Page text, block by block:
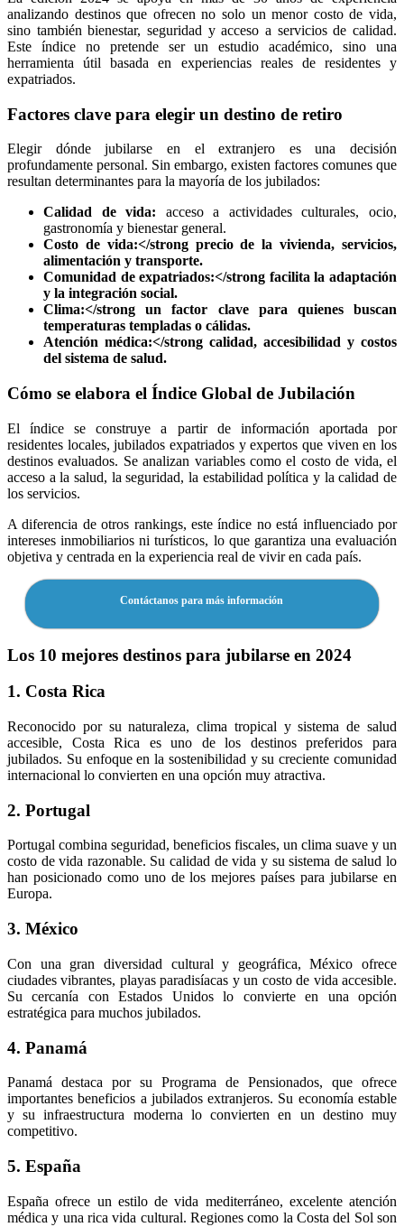
analizando destinos que ofrecen no solo un menor costo de vida,
sino también bienestar, seguridad y acceso a servicios de calidad.
Este índice no pretende ser un estudio académico, sino una
herramienta útil basada en experiencias reales de residentes y
expatriados.
Factores clave para elegir un destino de retiro
Elegir dónde jubilarse en el extranjero es una decisión
profundamente personal. Sin embargo, existen factores comunes que
resultan determinantes para la mayoría de los jubilados:
Calidad de vida: acceso a actividades culturales, ocio,
gastronomía y bienestar general.
Costo de vida:</strong precio de la vivienda, servicios,
alimentación y transporte.
Comunidad de expatriados:</strong facilita la adaptación
y la integración social.
Clima:</strong un factor clave para quienes buscan
temperaturas templadas o cálidas.
Atención médica:</strong calidad, accesibilidad y costos
del sistema de salud.
Cómo se elabora el Índice Global de Jubilación
El índice se construye a partir de información aportada por
residentes locales, jubilados expatriados y expertos que viven en los
destinos evaluados. Se analizan variables como el costo de vida, el
acceso a la salud, la seguridad, la estabilidad política y la calidad de
los servicios.
A diferencia de otros rankings, este índice no está influenciado por
intereses inmobiliarios ni turísticos, lo que garantiza una evaluación
objetiva y centrada en la experiencia real de vivir en cada país.
Contáctanos para más información
Los 10 mejores destinos para jubilarse en 2024
1. Costa Rica
Reconocido por su naturaleza, clima tropical y sistema de salud
accesible, Costa Rica es uno de los destinos preferidos para
jubilados. Su enfoque en la sostenibilidad y su creciente comunidad
internacional lo convierten en una opción muy atractiva.
2. Portugal
Portugal combina seguridad, beneficios fiscales, un clima suave y un
costo de vida razonable. Su calidad de vida y su sistema de salud lo
han posicionado como uno de los mejores países para jubilarse en
Europa.
3. México
Con una gran diversidad cultural y geográfica, México ofrece
ciudades vibrantes, playas paradisíacas y un costo de vida accesible.
Su cercanía con Estados Unidos lo convierte en una opción
estratégica para muchos jubilados.
4. Panamá
Panamá destaca por su Programa de Pensionados, que ofrece
importantes beneficios a jubilados extranjeros. Su economía estable
y su infraestructura moderna lo convierten en un destino muy
competitivo.
5. España
España ofrece un estilo de vida mediterráneo, excelente atención
médica y una rica vida cultural. Regiones como la Costa del Sol son